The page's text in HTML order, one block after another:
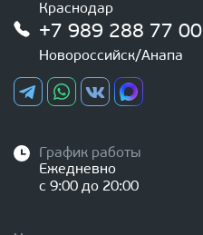
Краснодар
+7 989 288 77 00
Новороссийск/Анапа
График работы
Ежедневно
с 9:00 до 20:00